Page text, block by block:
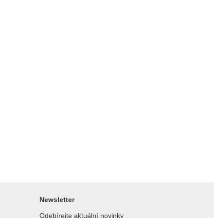
Newsletter
Odebírejte aktuální novinky